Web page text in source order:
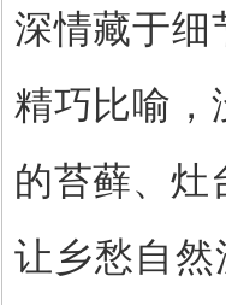
深情藏于细
精巧比喻，
的苔藓、灶
让乡愁自